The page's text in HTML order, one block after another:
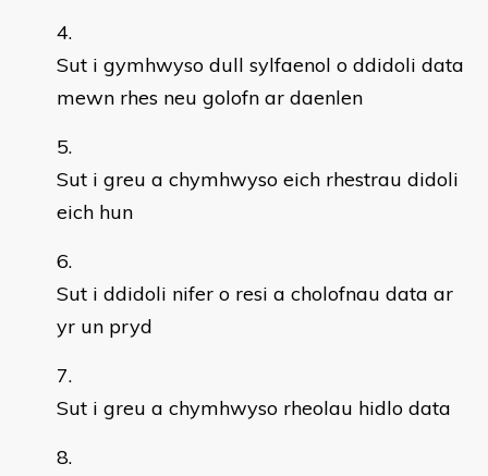
Sut i gymhwyso dull sylfaenol o ddidoli data
mewn rhes neu golofn ar daenlen
Sut i greu a chymhwyso eich rhestrau didoli
eich hun
Sut i ddidoli nifer o resi a cholofnau data ar
yr un pryd
Sut i greu a chymhwyso rheolau hidlo data